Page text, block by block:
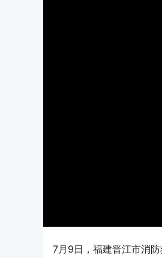
7月9日，福建晋江市消